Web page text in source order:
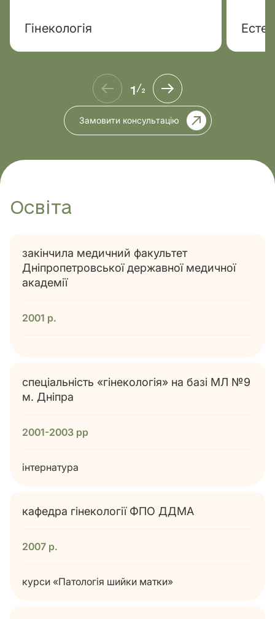
Гінекологія
Замовити консультацію
1/2
Освіта
2001 р.
закінчила медичний факультет
Дніпропетровської державної медичної
академії
2001-2003 рр
спеціальність «гінекологія» на базі МЛ №9
м. Дніпра
інтернатура
2007 р.
кафедра гінекології ФПО ДДМА
курси «Патологія шийки матки»